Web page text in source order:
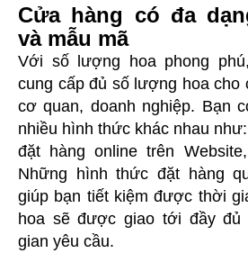
Cửa hàng có đa
và mẫu mã
Với số lượng hoa phong
cung cấp đủ số lượng hoa cho
cơ quan, doanh nghiệp. Bạn
nhiều hình thức khác nhau
đặt hàng online trên
Những hình thức đặt hàng
giúp bạn tiết kiệm được thời
hoa sẽ được giao tới đầy đủ
gian yêu cầu.